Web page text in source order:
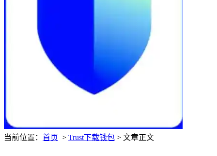
当前位置： 首页 > Trust下载钱包 > 文章正文